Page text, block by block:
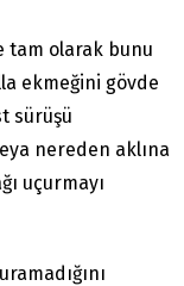
tam olarak bunu
ekmeğini gövde
sürüşü
nereden aklına
uçurmayı